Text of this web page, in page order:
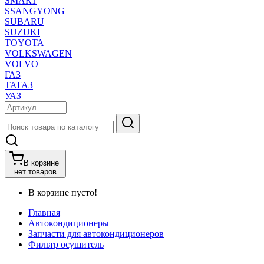
SSANGYONG
SUBARU
SUZUKI
TOYOTA
VOLKSWAGEN
VOLVO
ГАЗ
ТАГАЗ
УАЗ
В корзине
нет товаров
В корзине пусто!
Главная
Автокондиционеры
Запчасти для автокондиционеров
Фильтр осушитель